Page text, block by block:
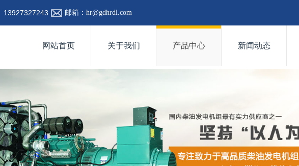
邮箱： hr@gdhrdl.com
13927327243
网站首页 关于我们 产品中心 新闻动态